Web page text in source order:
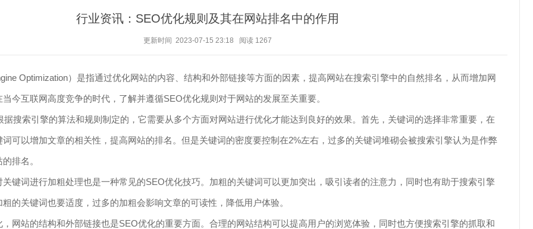
行业资讯：SEO优化规则及其在网站排名中的作用
更新时间 2023-07-15 23:18 阅读 1267
Optimization）是指通过优化网站的内容、结构和外部链接等方面的因素，提高网站在搜索引擎中的自然排名，从而增加网
今互联网高度竞争的时代，了解并遵循SEO优化规则对于网站的发展至关重要。
据搜索引擎的算法和规则制定的，它需要从多个方面对网站进行优化才能达到良好的效果。首先，关键词的选择非常重要，在
可以增加文章的相关性，提高网站的排名。但是关键词的密度要控制在2%左右，过多的关键词堆砌会被搜索引擎认为是作弊
排名。
键词进行加粗处理也是一种常见的SEO优化技巧。加粗的关键词可以更加突出，吸引读者的注意力，同时也有助于搜索引擎
的关键词也要适度，过多的加粗会影响文章的可读性，降低用户体验。
，网站的结构和外部链接也是SEO优化的重要方面。合理的网站结构可以提高用户的浏览体验，同时也方便搜索引擎的抓取和